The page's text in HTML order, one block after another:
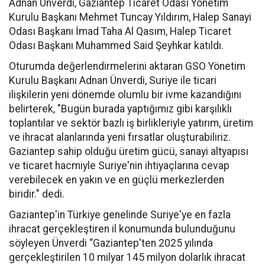
Adnan Ünverdi, Gaziantep Ticaret Odası Yönetim
Kurulu Başkanı Mehmet Tuncay Yıldırım, Halep Sanayi
Odası Başkanı İmad Taha Al Qasım, Halep Ticaret
Odası Başkanı Muhammed Said Şeyhkar katıldı.
Oturumda değerlendirmelerini aktaran GSO Yönetim
Kurulu Başkanı Adnan Ünverdi, Suriye ile ticari
ilişkilerin yeni dönemde olumlu bir ivme kazandığını
belirterek, "Bugün burada yaptığımız gibi karşılıklı
toplantılar ve sektör bazlı iş birlikleriyle yatırım, üretim
ve ihracat alanlarında yeni fırsatlar oluşturabiliriz.
Gaziantep sahip olduğu üretim gücü, sanayi altyapısı
ve ticaret hacmiyle Suriye'nin ihtiyaçlarına cevap
verebilecek en yakın ve en güçlü merkezlerden
biridir." dedi.
Gaziantep'in Türkiye genelinde Suriye'ye en fazla
ihracat gerçekleştiren il konumunda bulunduğunu
söyleyen Ünverdi “Gaziantep'ten 2025 yılında
gerçekleştirilen 10 milyar 145 milyon dolarlık ihracat